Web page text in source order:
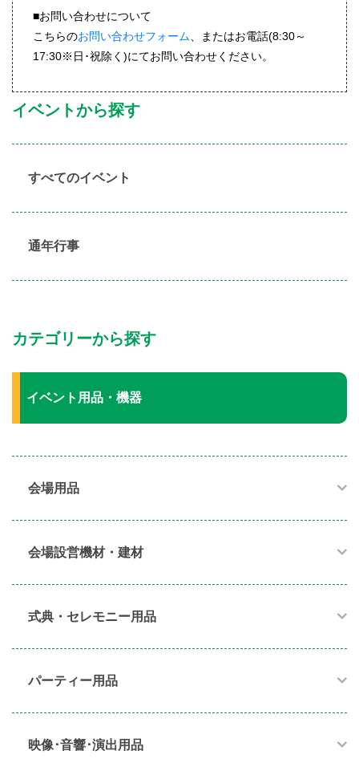
イベントから探す
すべてのイベント
通年行事
カテゴリーから探す
イベント用品・機器
会場用品
会場設営機材・建材
式典・セレモニー用品
パーティー用品​
映像･音響･演出用品​
■お問い合わせについて
こちらのお問い合わせフォーム 、またはお電話(8:30～
17:30※日･祝除く)にてお問い合わせください。